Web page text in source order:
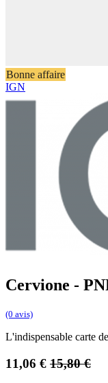
Bonne affaire
IGN
Cervione -
(0 avis)
L'indispensable carte
11,06 € 15,80€